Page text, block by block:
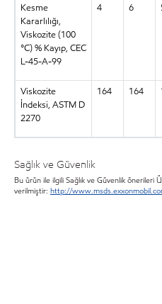
Kesme
Kararlılığı,
Viskozite (100
°C) % Kayıp, CEC
L-45-A-99
4 6
Viskozite
İndeksi, ASTM D
2270
164 164
Sağlık ve Güvenlik
Bu ürün ile ilgili Sağlık ve Güvenlik önerileri
verilmiştir: http://